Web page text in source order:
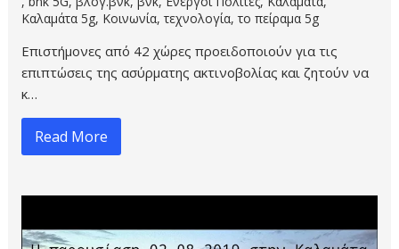
Καλαμάτα 5g, Κοινωνία,τεχνολογία,το πείραμα 5g
Επιστήμονες από 42 χώρες προειδοποιούν για τις
επιπτώσεις της ασύρματης ακτινοβολίας και ζητούν να
κ…
Read More